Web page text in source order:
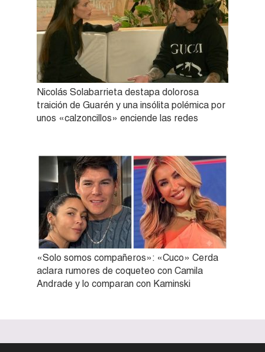
Nicolás Solabarrieta destapa dolorosa
traición de Guarén y una insólita polémica por
unos «calzoncillos» enciende las redes
«Solo somos compañeros»: «Cuco» Cerda
aclara rumores de coqueteo con Camila
Andrade y lo comparan con Kaminski